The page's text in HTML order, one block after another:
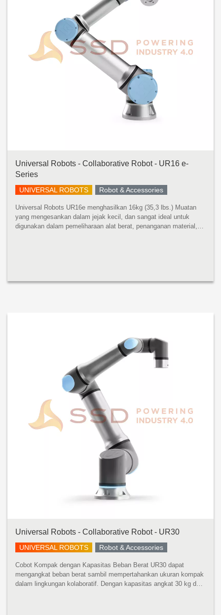
Universal Robots - Collaborative Robot - UR16 e-
Series
UNIVERSAL ROBOTS Robot & Accessories
Universal Robots UR16e menghasilkan 16kg (35,3 lbs.) Muatan
yang mengesankan dalam jejak kecil, dan sangat ideal untuk
digunakan dalam pemeliharaan alat berat, penanganan material,
Universal Robots - Collaborative Robot - UR30
UNIVERSAL ROBOTS Robot & Accessories
Cobot Kompak dengan Kapasitas Beban Berat UR30 dapat
mengangkat beban berat sambil mempertahankan ukuran kompak
dalam lingkungan kolaboratif. Dengan kapasitas angkat 30 kg dan